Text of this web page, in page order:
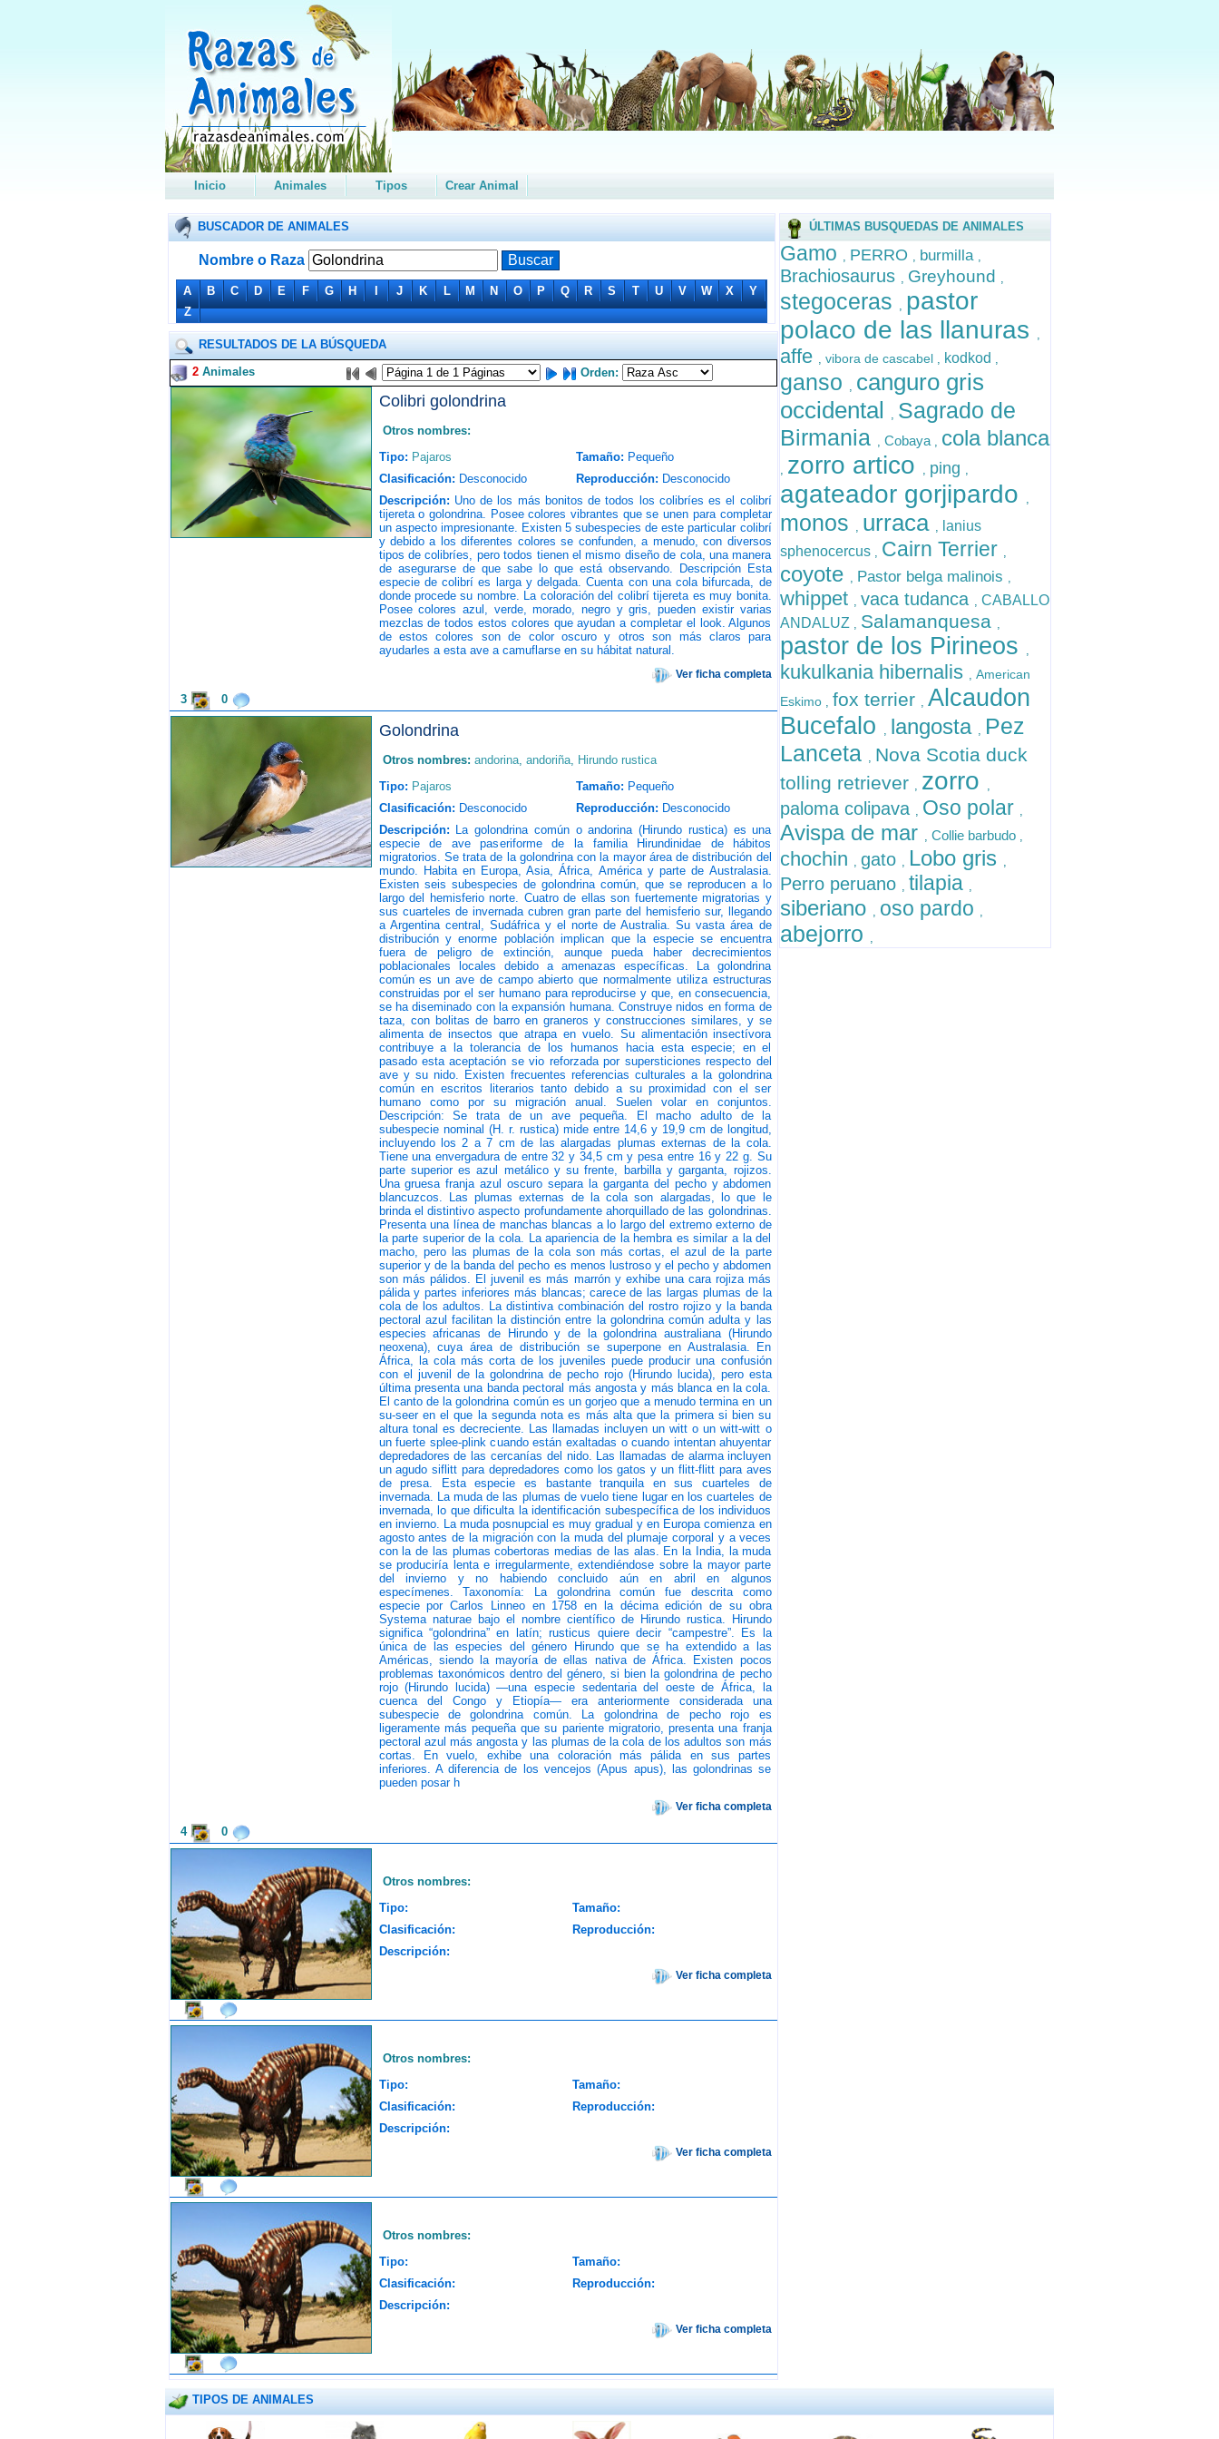
Inicio Animales Tipos Crear Animal
BUSCADOR DE ANIMALES
Nombre o Raza
A B C D E F G H I J K L M N O P Q R S T U V W X
Y
Z
ÚLTIMAS BUSQUEDAS DE ANIMALES
Gamo , PERRO , burmilla ,
Brachiosaurus , Greyhound ,
stegoceras , pastor
polaco de las llanuras
,
affe , vibora de cascabel , kodkod ,
ganso , canguro gris
occidental
, Sagrado de
Birmania , Cobaya , cola blanca
, zorro artico , ping ,
agateador gorjipardo ,
monos , urraca , lanius
sphenocercus , Cairn Terrier ,
coyote , Pastor belga malinois ,
whippet , vaca tudanca , CABALLO
ANDALUZ , Salamanquesa ,
pastor de los Pirineos ,
kukulkania hibernalis , American
Eskimo , fox terrier , Alcaudon
Bucefalo
, langosta , Pez
Lanceta , Nova Scotia duck
tolling retriever , zorro ,
paloma colipava , Oso polar ,
Avispa de mar , Collie barbudo ,
chochin , gato , Lobo gris ,
Perro peruano , tilapia ,
siberiano , oso pardo ,
abejorro ,
RESULTADOS DE LA BÚSQUEDA
2Animales Orden:
Colibri golondrina
Otros nombres:
Tipo: Pajaros Tamaño: Pequeño
Clasificación: Desconocido Reproducción: Desconocido
Descripción: Uno de los más bonitos de todos los colibríes es el colibrí
tijereta o golondrina. Posee colores vibrantes que se unen para completar
un aspecto impresionante. Existen 5 subespecies de este particular colibrí
y debido a los diferentes colores se confunden, a menudo, con diversos
tipos de colibríes, pero todos tienen el mismo diseño de cola, una manera
de asegurarse de que sabe lo que está observando. Descripción Esta
especie de colibrí es larga y delgada. Cuenta con una cola bifurcada, de
donde procede su nombre. La coloración del colibrí tijereta es muy bonita.
Posee colores azul, verde, morado, negro y gris, pueden existir varias
mezclas de todos estos colores que ayudan a completar el look. Algunos
de estos colores son de color oscuro y otros son más claros para
ayudarles a esta ave a camuflarse en su hábitat natural.
Ver ficha completa
3 0
Golondrina
Otros nombres: andorina, andoriña, Hirundo rustica
Tipo: Pajaros Tamaño: Pequeño
Clasificación: Desconocido Reproducción: Desconocido
Descripción: La golondrina común o andorina (Hirundo rustica) es una
especie de ave paseriforme de la familia Hirundinidae de hábitos
migratorios. Se trata de la golondrina con la mayor área de distribución del
mundo. Habita en Europa, Asia, África, América y parte de Australasia.
Existen seis subespecies de golondrina común, que se reproducen a lo
largo del hemisferio norte. Cuatro de ellas son fuertemente migratorias y
sus cuarteles de invernada cubren gran parte del hemisferio sur, llegando
a Argentina central, Sudáfrica y el norte de Australia. Su vasta área de
distribución y enorme población implican que la especie se encuentra
fuera de peligro de extinción, aunque pueda haber decrecimientos
poblacionales locales debido a amenazas específicas. La golondrina
común es un ave de campo abierto que normalmente utiliza estructuras
construidas por el ser humano para reproducirse y que, en consecuencia,
se ha diseminado con la expansión humana. Construye nidos en forma de
taza, con bolitas de barro en graneros y construcciones similares, y se
alimenta de insectos que atrapa en vuelo. Su alimentación insectívora
contribuye a la tolerancia de los humanos hacia esta especie; en el
pasado esta aceptación se vio reforzada por supersticiones respecto del
ave y su nido. Existen frecuentes referencias culturales a la golondrina
común en escritos literarios tanto debido a su proximidad con el ser
humano como por su migración anual. Suelen volar en conjuntos.
Descripción: Se trata de un ave pequeña. El macho adulto de la
subespecie nominal (H. r. rustica) mide entre 14,6 y 19,9 cm de longitud,
incluyendo los 2 a 7 cm de las alargadas plumas externas de la cola.
Tiene una envergadura de entre 32 y 34,5 cm y pesa entre 16 y 22 g. Su
parte superior es azul metálico y su frente, barbilla y garganta, rojizos.
Una gruesa franja azul oscuro separa la garganta del pecho y abdomen
blancuzcos. Las plumas externas de la cola son alargadas, lo que le
brinda el distintivo aspecto profundamente ahorquillado de las golondrinas.
Presenta una línea de manchas blancas a lo largo del extremo externo de
la parte superior de la cola. La apariencia de la hembra es similar a la del
macho, pero las plumas de la cola son más cortas, el azul de la parte
superior y de la banda del pecho es menos lustroso y el pecho y abdomen
son más pálidos. El juvenil es más marrón y exhibe una cara rojiza más
pálida y partes inferiores más blancas; carece de las largas plumas de la
cola de los adultos. La distintiva combinación del rostro rojizo y la banda
pectoral azul facilitan la distinción entre la golondrina común adulta y las
especies africanas de Hirundo y de la golondrina australiana (Hirundo
neoxena), cuya área de distribución se superpone en Australasia. En
África, la cola más corta de los juveniles puede producir una confusión
con el juvenil de la golondrina de pecho rojo (Hirundo lucida), pero esta
última presenta una banda pectoral más angosta y más blanca en la cola.
El canto de la golondrina común es un gorjeo que a menudo termina en un
su-seer en el que la segunda nota es más alta que la primera si bien su
altura tonal es decreciente. Las llamadas incluyen un witt o un witt-witt o
un fuerte splee-plink cuando están exaltadas o cuando intentan ahuyentar
depredadores de las cercanías del nido. Las llamadas de alarma incluyen
un agudo siflitt para depredadores como los gatos y un flitt-flitt para aves
de presa. Esta especie es bastante tranquila en sus cuarteles de
invernada. La muda de las plumas de vuelo tiene lugar en los cuarteles de
invernada, lo que dificulta la identificación subespecífica de los individuos
en invierno. La muda posnupcial es muy gradual y en Europa comienza en
agosto antes de la migración con la muda del plumaje corporal y a veces
con la de las plumas cobertoras medias de las alas. En la India, la muda
se produciría lenta e irregularmente, extendiéndose sobre la mayor parte
del invierno y no habiendo concluido aún en abril en algunos
especímenes. Taxonomía: La golondrina común fue descrita como
especie por Carlos Linneo en 1758 en la décima edición de su obra
Systema naturae bajo el nombre científico de Hirundo rustica.​ Hirundo
significa “golondrina” en latín; rusticus quiere decir “campestre”. Es la
única de las especies del género Hirundo que se ha extendido a las
Américas, siendo la mayoría de ellas nativa de África. Existen pocos
problemas taxonómicos dentro del género, si bien la golondrina de pecho
rojo (Hirundo lucida) ―una especie sedentaria del oeste de África, la
cuenca del Congo y Etiopía― era anteriormente considerada una
subespecie de golondrina común. La golondrina de pecho rojo es
ligeramente más pequeña que su pariente migratorio, presenta una franja
pectoral azul más angosta y las plumas de la cola de los adultos son más
cortas. En vuelo, exhibe una coloración más pálida en sus partes
inferiores. A diferencia de los vencejos (Apus apus), las golondrinas se
pueden posar h
Ver ficha completa
4 0
Otros nombres:
Tipo:
Tamaño:
Clasificación:
Reproducción:
Descripción:
Ver ficha completa
Otros nombres:
Tipo:
Tamaño:
Clasificación:
Reproducción:
Descripción:
Ver ficha completa
Otros nombres:
Tipo:
Tamaño:
Clasificación:
Reproducción:
Descripción:
Ver ficha completa
TIPOS DE ANIMALES